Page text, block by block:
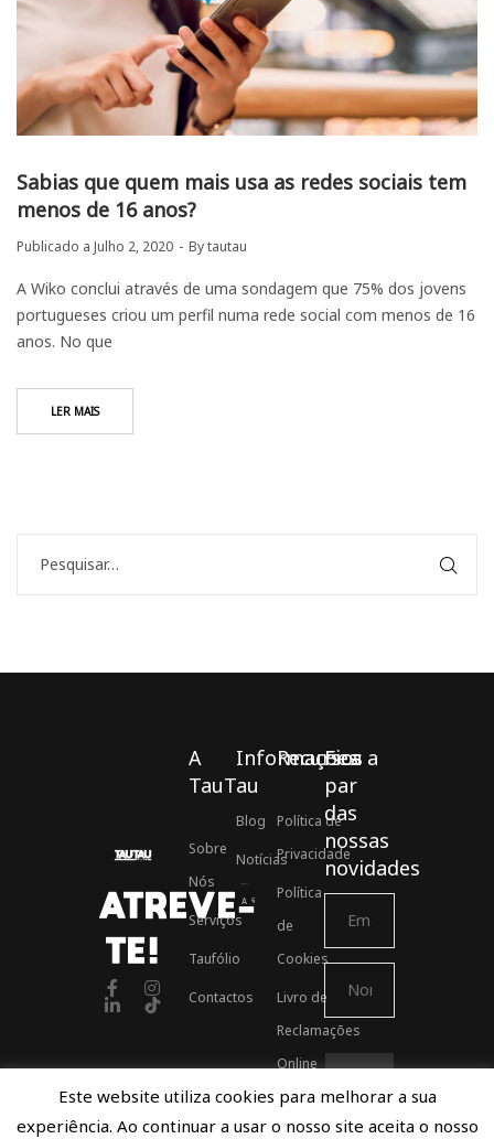
Sabias que quem mais usa as redes sociais tem
menos de 16 anos?
Publicado a Julho 2, 2020 Bytautau
A Wiko conclui através de uma sondagem que 75% dos jovens
portugueses criou um perfil numa rede social com menos de 16
anos. No que
LER MAIS
ATREVE-
TE!
A
TauTau
Sobre
Nós
Serviços
Taufólio
Contactos
Informações
Blog
Notícias
Associados ASSOFT
Recursos
Política de
Privacidade
Política
de
Cookies
Livro de
Reclamações
Online
Fica a
par
das
nossas
novidades
Proudly developed by TauTau Agency © 2021
Este website utiliza cookies para melhorar a sua
experiência. Ao continuar a usar o nosso site aceita o nosso